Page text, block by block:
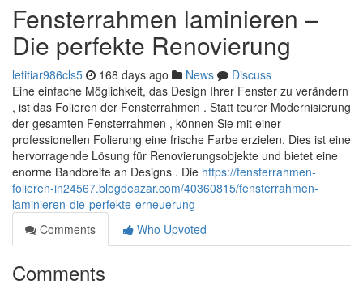
Fensterrahmen laminieren –
Die perfekte Renovierung
letitiar986cls5 168 days ago News
Discuss
Eine einfache Möglichkeit, das Design Ihrer Fenster zu verändern
, ist das Folieren der Fensterrahmen . Statt teurer Modernisierung
der gesamten Fensterrahmen , können Sie mit einer
professionellen Folierung eine frische Farbe erzielen. Dies ist eine
hervorragende Lösung für Renovierungsobjekte und bietet eine
enorme Bandbreite an Designs . Die https://fensterrahmen-
folieren-in24567.blogdeazar.com/40360815/fensterrahmen-
laminieren-die-perfekte-erneuerung
Comments
Who Upvoted
Comments